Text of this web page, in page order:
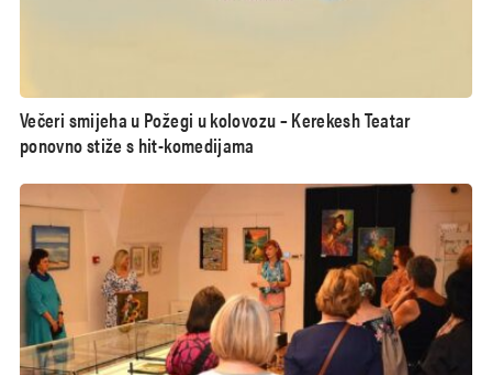
Večeri smijeha u Požegi u kolovozu – Kerekesh Teatar
ponovno stiže s hit-komedijama